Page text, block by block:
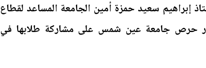
إبراهيم سعيد حمزة أمين الجامعة المساعد لقطاع
حرص جامعة عين شمس على مشاركة طلابها في